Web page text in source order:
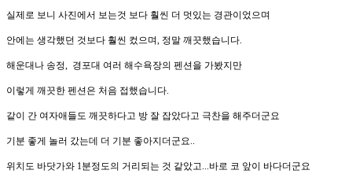
실제로 보니 사진에서 보는것 보다 훨씬 더 멋있는 경관이었으며
안에는 생각했던 것보다 훨씬 컸으며, 정말 깨끗했습니다.
해운대나 송정, 경포대 여러 해수욕장의 펜션을 가봤지만
이렇게 깨끗한 펜션은 처음 접했습니다.
같이 간 여자애들도 깨끗하다고 방 잘 잡았다고 극찬을 해주더군요
기분 좋게 놀러 갔는데 더 기분 좋아지더군요..
위치도 바닷가와 1분정도의 거리되는 것 같았고...바로 코 앞이 바다더군요